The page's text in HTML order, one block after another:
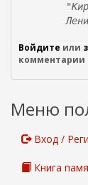
Войдите или
комментарии
Меню
Вход /
Книга